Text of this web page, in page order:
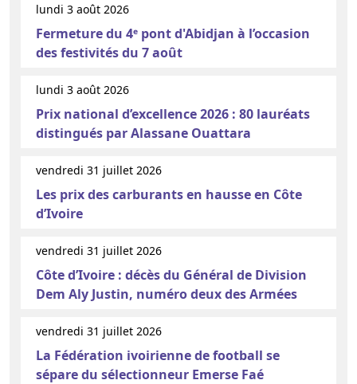
lundi 3 août 2026
Fermeture du 4ᵉ pont d'Abidjan à l’occasion
des festivités du 7 août
lundi 3 août 2026
Prix national d’excellence 2026 : 80 lauréats
distingués par Alassane Ouattara
vendredi 31 juillet 2026
Les prix des carburants en hausse en Côte
d’Ivoire
vendredi 31 juillet 2026
Côte d’Ivoire : décès du Général de Division
Dem Aly Justin, numéro deux des Armées
vendredi 31 juillet 2026
La Fédération ivoirienne de football se
sépare du sélectionneur Emerse Faé